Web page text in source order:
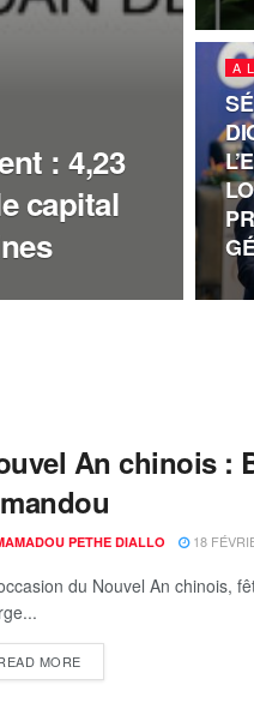
: 4,23
capital
A
An chinois :
PETHE DIALLO 18
du Nouvel An chinois,
MORE